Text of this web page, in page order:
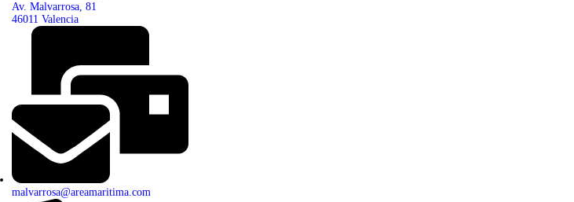
Av. Malvarrosa, 81
46011 Valencia
malvarrosa@areamaritima.com